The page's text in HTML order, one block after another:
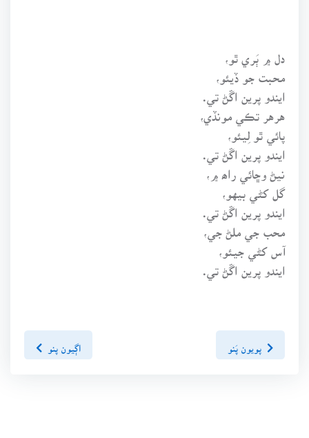
دل ۾ ٻَري ٿو،
محبت جو ڏيئو،
ايندو پرين اڱڻ تي.
هرهر تڪي مونڏي،
پائي ٿو لِيئو،
ايندو پرين اڱڻ تي.
نيڻ وڇائي راھ ۾،
گل کڻي بيهو،
ايندو پرين اڱڻ تي.
محب جي ملڻ جي،
آس کڻي جيئو،
ايندو پرين اڱڻ تي.
پويون پَنو اڳيون پنو